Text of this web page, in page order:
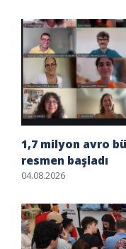
1,7 milyon avro
resmen başladı
04.08.2026